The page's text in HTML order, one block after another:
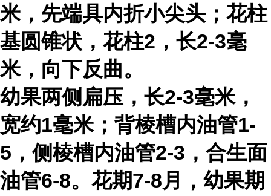
米，先端具内折小尖头；花柱
基圆锥状，花柱2，长2-3毫
米，向下反曲。
幼果两侧扁压，长2-3毫米，
宽约1毫米；背棱槽内油管1-
5，侧棱槽内油管2-3，合生面
油管6-8。花期7-8月，幼果期